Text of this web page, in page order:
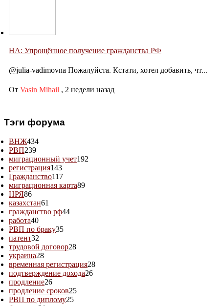
НА: Упрощённое получение гражданства РФ
@julia-vadimovna Пожалуйста. Кстати, хотел добавить, чт...
От Vasin Mihail , 2 недели назад
Тэги форума
ВНЖ434
РВП239
миграционный учет192
регистрация143
Гражданство117
миграционная карта89
НРЯ86
казахстан61
гражданство рф44
работа40
РВП по браку35
патент32
трудовой договор28
украина28
временная регистрация28
подтверждение дохода26
продление26
продление сроков25
РВП по диплому25